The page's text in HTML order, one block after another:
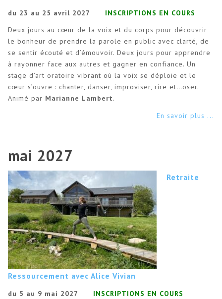
du 23 au 25 avril 2027
INSCRIPTIONS EN COURS
Deux jours au cœur de la voix et du corps pour découvrir
le bonheur de prendre la parole en public avec clarté, de
se sentir écouté et d’émouvoir. Deux jours pour apprendre
à rayonner face aux autres et gagner en confiance. Un
stage d’art oratoire vibrant où la voix se déploie et le
cœur s’ouvre : chanter, danser, improviser, rire et…oser.
Animé par Marianne Lambert.
En savoir plus ...
mai 2027
Retraite
Ressourcement avec Alice Vivian
du 5 au 9 mai 2027
INSCRIPTIONS EN COURS